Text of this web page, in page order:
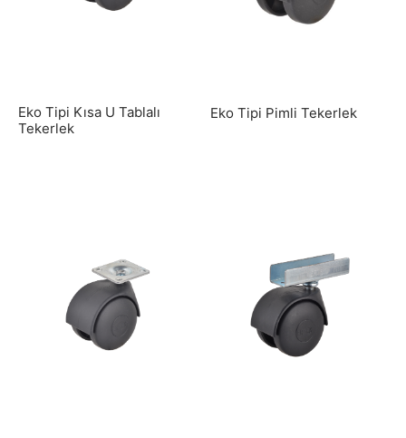
Eko Tipi Kısa U Tablalı
Tekerlek
Eko Tipi Pimli Tekerlek